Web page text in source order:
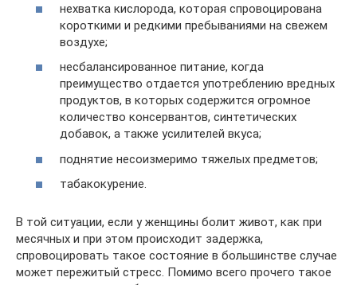
нехватка кислорода, которая спровоцирована
короткими и редкими пребываниями на свежем
воздухе;
несбалансированное питание, когда
преимущество отдается употреблению вредных
продуктов, в которых содержится огромное
количество консервантов, синтетических
добавок, а также усилителей вкуса;
поднятие несоизмеримо тяжелых предметов;
табакокурение.
В той ситуации, если у женщины болит живот, как при
месячных и при этом происходит задержка,
спровоцировать такое состояние в большинстве случае
может пережитый стресс. Помимо всего прочего такое